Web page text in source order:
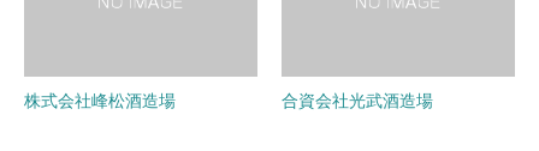
株式会社峰松酒造場 合資会社光武酒造場